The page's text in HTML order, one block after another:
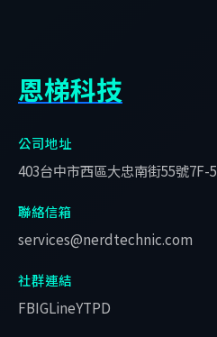
恩梯科技
公司地址
403台中市西區大忠南街55號7F-5
聯絡信箱
services@nerdtechnic.com
社群連結
FBIGLineYTPD